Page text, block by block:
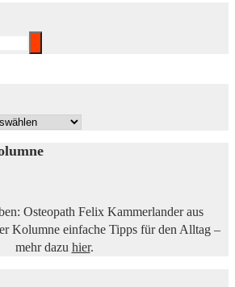
Osteopath Felix Kammerlander aus
Kolumne einfache Tipps für den Alltag –
mehr dazu hier.